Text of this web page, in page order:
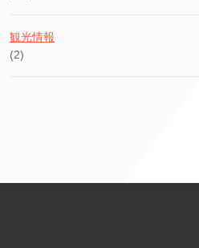
観光情報
(2)